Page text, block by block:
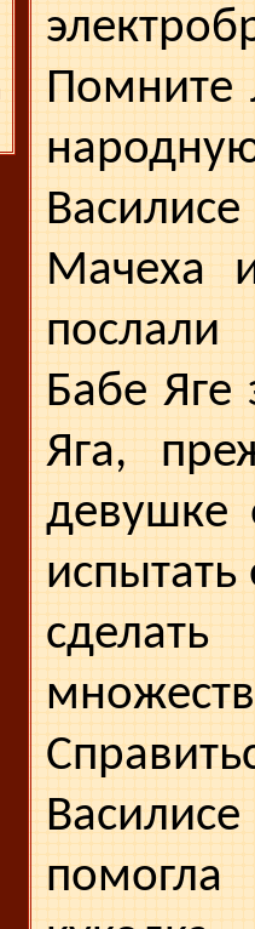
Помните
Мачеха
Бабе Яге
Яга,
девушке
испытать